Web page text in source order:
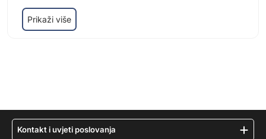
Prikaži više
Kontakt i uvjeti poslovanja